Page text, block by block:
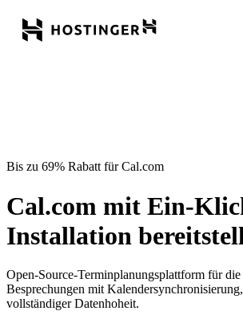
Bis zu 69% Rabatt für Cal.com
Cal.com mit Ein-
Installation
Open-Source-Terminplanungsplattform für
Besprechungen mit
vollständiger Datenhoheit.